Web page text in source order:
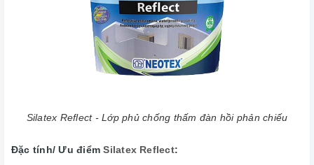
Silatex Reflect - Lớp phủ chống thấm đàn hồi phản chiếu
Đặc tính/ Ưu điểmSilatex Reflect: